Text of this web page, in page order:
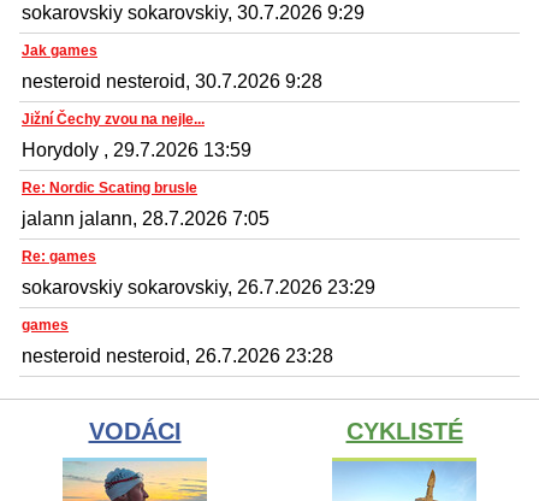
sokarovskiy sokarovskiy, 30.7.2026 9:29
Jak games
nesteroid nesteroid, 30.7.2026 9:28
Jižní Čechy zvou na nejle...
Horydoly , 29.7.2026 13:59
Re: Nordic Scating brusle
jalann jalann, 28.7.2026 7:05
Re: games
sokarovskiy sokarovskiy, 26.7.2026 23:29
games
nesteroid nesteroid, 26.7.2026 23:28
VODÁCI CYKLISTÉ